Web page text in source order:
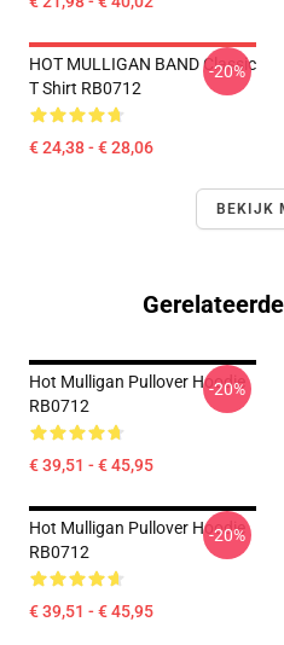
HOT MULLIGAN BAND Classic
T Shirt RB0712
€ 24,38 - € 28,06
-20%
BEKIJK
Hot Mulligan Pullover Hoodie
RB0712
€ 39,51 - € 45,95
-20%
Hot Mulligan Pullover Hoodie
RB0712
€ 39,51 - € 45,95
-20%